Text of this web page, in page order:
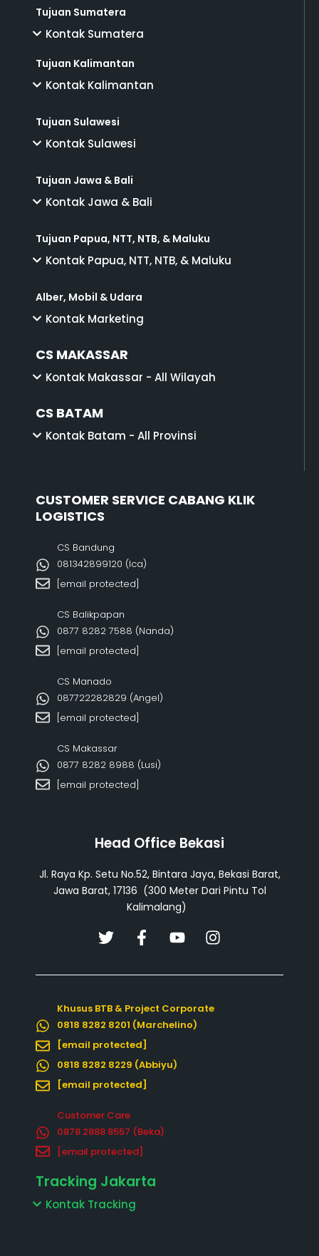
Tujuan Sumatera
Kontak Sumatera
Tujuan Kalimantan
Kontak Kalimantan
Tujuan Sulawesi
Kontak Sulawesi
Tujuan Jawa & Bali
Kontak Jawa & Bali
Tujuan Papua, NTT, NTB, & Maluku
Kontak Papua, NTT, NTB, & Maluku
Alber, Mobil & Udara
Kontak Marketing
CS MAKASSAR
Kontak Makassar - All Wilayah
CS BATAM
Kontak Batam - All Provinsi
CUSTOMER SERVICE CABANG KLIK
LOGISTICS
CS Bandung
081342899120‬ (Ica)
[email protected]
CS Balikpapan
0877 8282 7588 (Nanda)
[email protected]
CS Manado
087722282829 (Angel)
[email protected]
CS Makassar
0877 8282 8988 (Lusi)
[email protected]
Head Office Bekasi
Jl. Raya Kp. Setu No.52, Bintara Jaya, Bekasi Barat,
Jawa Barat, 17136 (300 Meter Dari Pintu Tol
Kalimalang)
T
e
r
F
o
o
k
-
f
Y
b
e
I
g
Khusus BTB & Project Corporate
0818 8282 8201 (Marchelino)
[email protected]
0818 8282 8229 (Abbiyu)
[email protected]
Customer Care
0878 2888 8557‬ (Beka)
[email protected]
Tracking Jakarta
Kontak Tracking